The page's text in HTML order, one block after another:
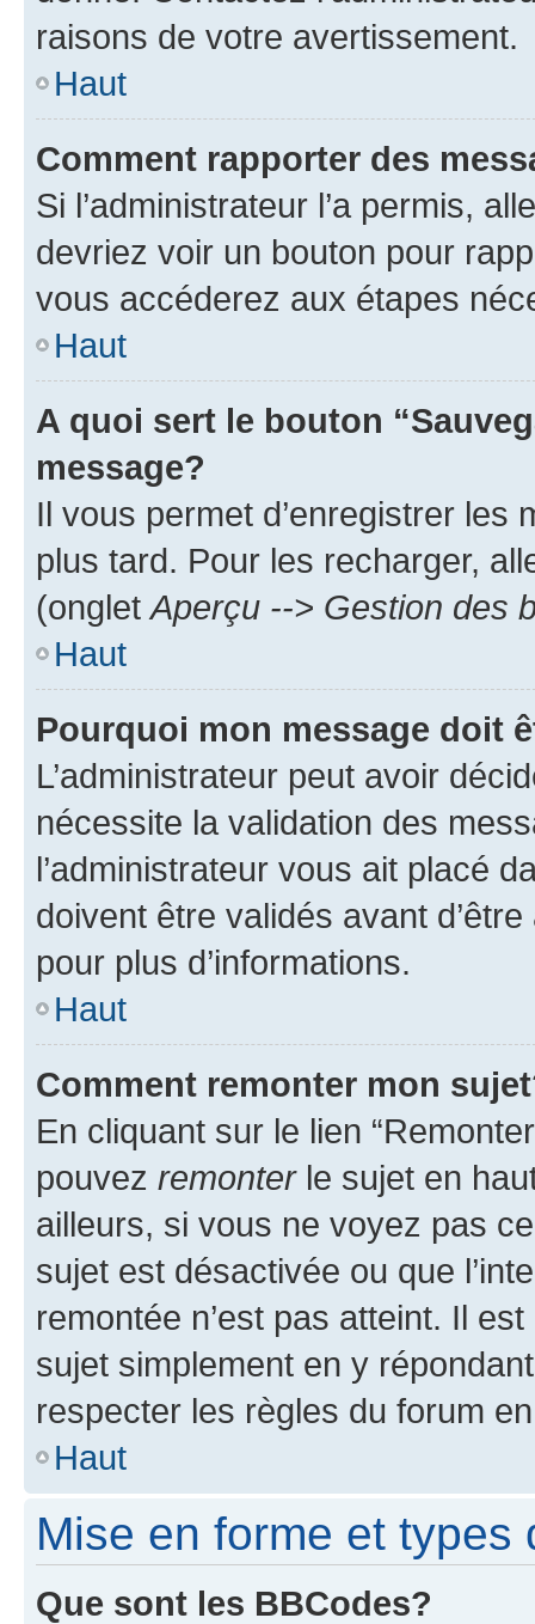
raisons de votre avertissement.
Haut
Comment rapporter des
Si l’administrateur l’a permis,
devriez voir un bouton pour
vous accéderez aux étapes
Haut
A quoi sert le bouton
message?
Il vous permet d’enregistrer
plus tard. Pour les recharger,
(ongletAperçu --> Gestion des
Haut
Pourquoi mon message doit
L’administrateur peut avoir
nécessite la validation des
l’administrateur vous ait placé
doivent être validés avant
pour plus d’informations.
Haut
Comment remonter mon
En cliquant sur le lien
pouvez remonterle sujet en
ailleurs, si vous ne voyez pas
sujet est désactivée ou que
remontée n’est pas atteint. Il
sujet simplement en y
respecter les règles du forum
Haut
Mise en forme et types
Que sont les BBCodes?